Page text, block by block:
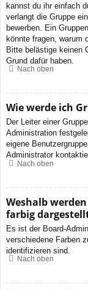
kannst du ihr einfach
verlangt die Gruppe
bewerben. Ein
könnte fragen, warum
Bitte belästige keinen
Grund dafür haben.
Nach oben
Wie werde ich
Der Leiter einer
Administration
eigene
Administrator
Nach oben
Weshalb
farbig
Es ist der Board-
verschiedene Farben
identifizieren sind.
Nach oben